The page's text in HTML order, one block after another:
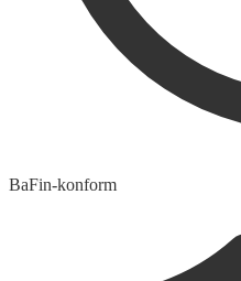
BaFin-konform